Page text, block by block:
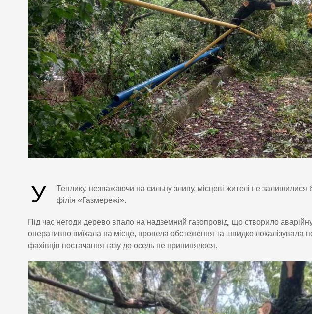
У
Теплику, незважаючи на сильну зливу, місцеві жителі не залишилися
філія «Газмережі».
Під час негоди дерево впало на надземний газопровід, що створило
оперативно виїхала на місце, провела обстеження та швидко
фахівців постачання газу до осель не припинялося.